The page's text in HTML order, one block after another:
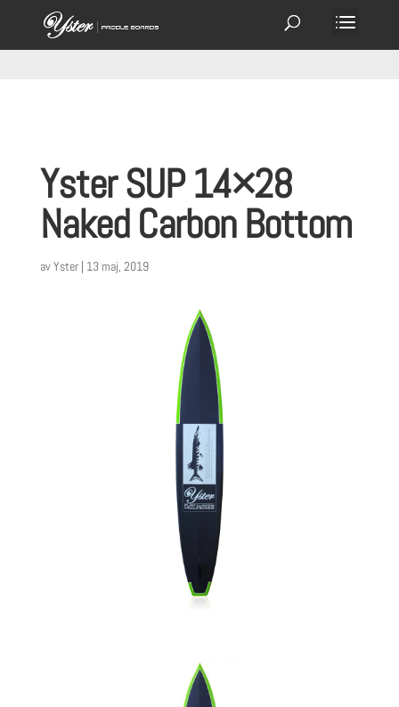
Yster SUP 14×28
Naked Carbon Bottom
avYster| 13 maj, 2019